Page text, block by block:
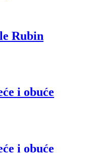
Rubin
i obuće
i obuće